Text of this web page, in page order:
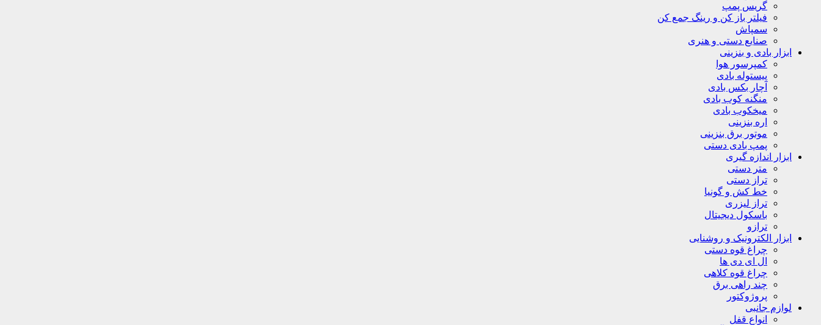
گریس پمپ
فیلتر باز کن و رینگ جمع کن
سمپاش
صنایع دستی و هنری
ابزار بادی و بنزینی
کمپرسور هوا
پیستوله بادی
آچار بکس بادی
منگنه کوب بادی
میخکوب بادی
اره بنزینی
موتور برق بنزینی
پمپ بادی دستی
ابزار اندازه گیری
متر دستی
تراز دستی
خط کش و گونیا
تراز لیزری
باسکول دیجیتال
ترازو
ابزار الکترونیک و روشنایی
چراغ قوه دستی
ال ای دی ها
چراغ قوه کلاهی
چند راهی برق
پروژوکتور
لوازم جانبی
انواع قفل